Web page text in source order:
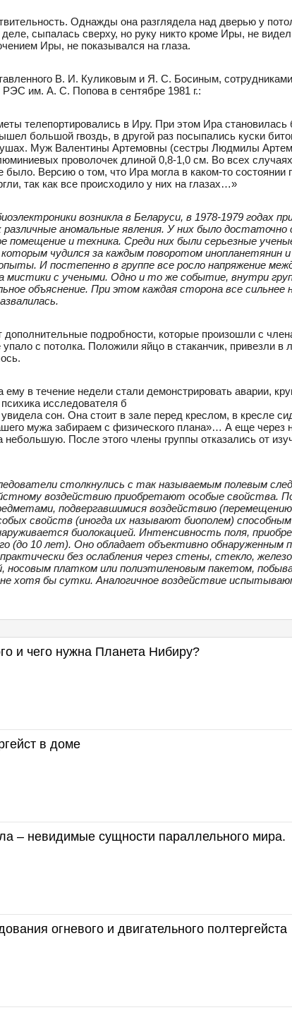
Однажды она разглядела над дверью у
сыпалась сверху, но руку никто кроме Иры, не
Иры, не показывался на глаза.
В. И. Куликовым и Я. С. Босиным,
им. А. С. Попова в сентябре 1981 г.:
телепортировались в Иру. При этом Ира
большой гвоздь, в другой раз посыпались куски
ушах. Муж Валентины Артемовны (сестры Людмилы
проволочек длиной 0,8-1,0 см. Во всех
было. Версию о том, что Ира могла в каком-то состоянии
так как все происходило у них на глазах…»
возникла в Беларуси, в 1978-1979 годах
аномальные явления. У них было достаточно
помещение и техника. Среди них были серьезные
чудился за каждым поворотом инопланетянин
И постепенно в группе все росло напряжение
мистики с учеными. Одно и то же событие, внутри
объяснение. При этом каждая сторона все
подробности, которые произошли с
упало с потолка. Положили яйцо в стаканчик, привезли
в течение недели стали демонстрировать аварии,
исследователя б
сон. Она стоит в зале перед креслом, в кресле
мужа забираем с физического плана»… А еще через
небольшую. После этого члены группы отказались от
столкнулись с так называемым полевым
воздействию приобретают особые свойства.
подвергавшимися воздействию
свойств (иногда их называют биополем)
биолокацией. Интенсивность поля,
(до 10 лет). Оно обладает объективно обнаруженным
без ослабления через стены, стекло,
носовым платком или полиэтиленовым пакетом,
хотя бы сутки. Аналогичное воздействие
и чего нужна Планета Нибиру?
в доме
– невидимые сущности параллельного мира.
огневого и двигательного полтергейста